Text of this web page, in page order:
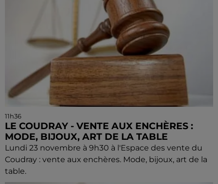
11h36
LE COUDRAY - VENTE AUX ENCHÈRES :
MODE, BIJOUX, ART DE LA TABLE
Lundi 23 novembre à 9h30 à l'Espace des vente du
Coudray : vente aux enchères. Mode, bijoux, art de la
table.